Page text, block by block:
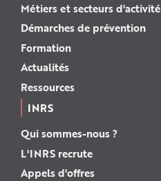
Métiers et secteurs d'activité
Démarches de prévention
Formation
Actualités
Ressources
INRS
Qui sommes-nous ?
L'INRS recrute
Appels d'offres